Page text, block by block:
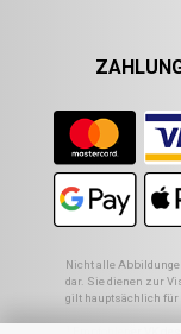
Nicht alle
dar. Sie dienen zur
gilt hauptsächlich für